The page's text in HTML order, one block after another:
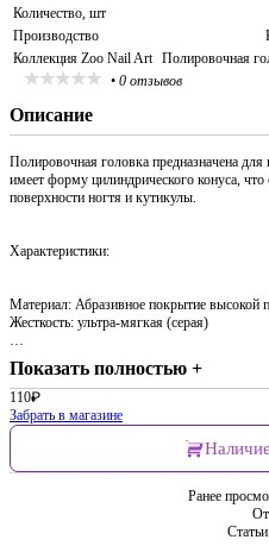
Количество, шт
Производство
Коллекция Zoo Nail Art Полировочная
• 0 отзывов
Описание
Полировочная головка предназначена
имеет форму цилиндрического конуса, что
поверхности ногтя и кутикулы.
Характеристики:
Материал: Абразивное покрытие высокой
Жесткость: ультра-мягкая (серая)
…
Показать полностью +
110₽
Забрать в магазине
Ранее